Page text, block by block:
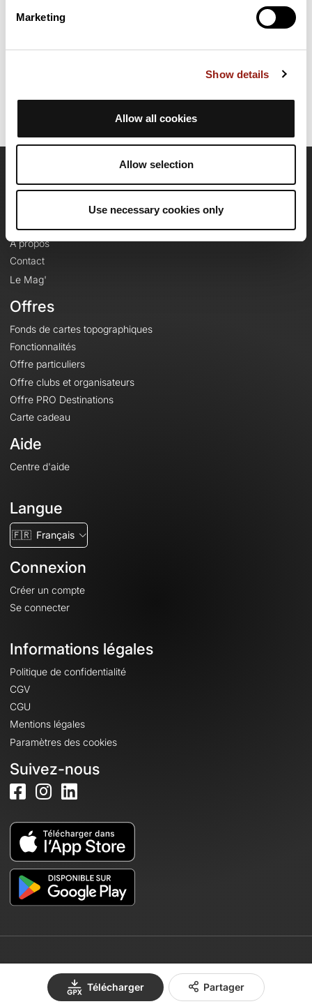
Marketing
Show details
Allow all cookies
Allow selection
Use necessary cookies only
Télécharger Partager
OpenRunner
Carrières
À propos
Contact
Le Mag'
Offres
Fonds de cartes topographiques
Fonctionnalités
Offre particuliers
Offre clubs et organisateurs
Offre PRO Destinations
Carte cadeau
Aide
Centre d'aide
Langue
🇫🇷 Français
Connexion
Créer un compte
Se connecter
Informations légales
Politique de confidentialité
CGV
CGU
Mentions légales
Paramètres des cookies
Suivez-nous
© 2026 OpenRunner - Version 7.31.3